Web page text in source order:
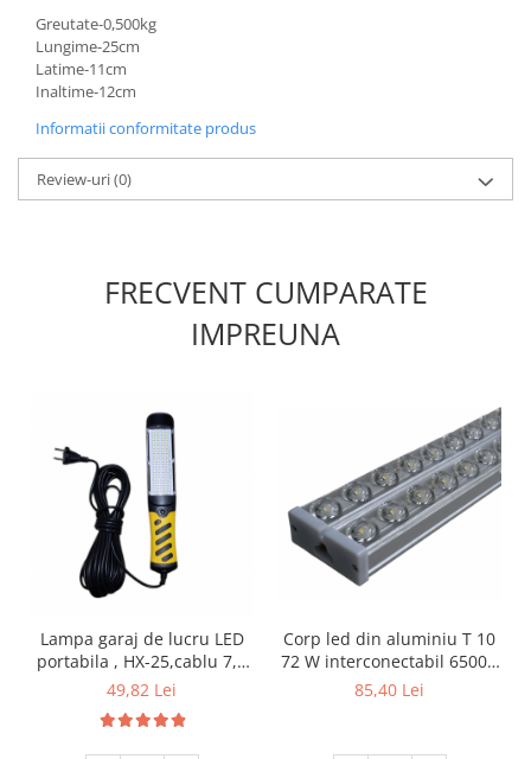
Chei , clesti , patenti
Cose / Coliere plastic
Pistoale de lipit si accesorii
Scule si unelte de
taiat,accesorii pentru gaurit si
insurubat
Sonerii
Conetica si conexiuni
Masina de facut gheata
Produse grele si voluminoase
Greutate-0,500kg
Lungime-25cm
Latime-11cm
Inaltime-12cm
Informatii conformitate produs
Review-uri(0)
FRECVENT CUMPARATE
IMPREUNA
Lampa garaj de lucru LED
portabila , HX-25,cablu 7,5
m 220V
49,82 Lei
Corp led din aluminiu T 10
72 W interconectabil 6500K
120 cm
85,40 Lei